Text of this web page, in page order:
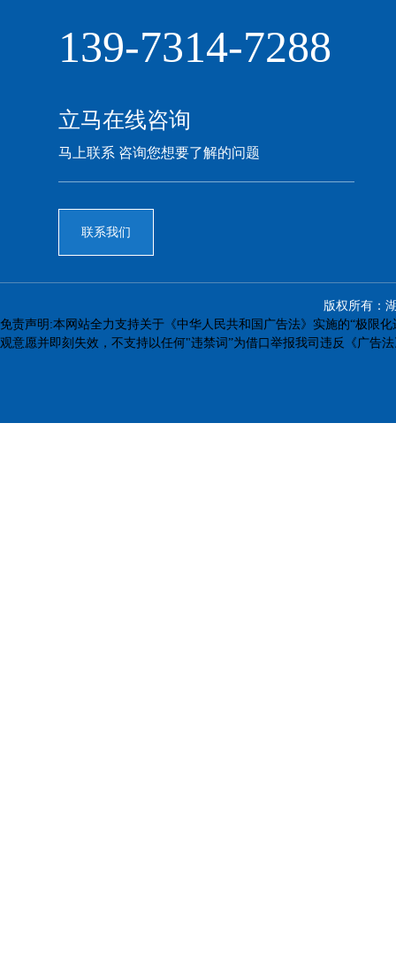
139-7314-7288
立马在线咨询
马上联系 咨询您想要了解的问题
联系我们
版权所有：
免责声明:本网站全力支持关于《中华人民共和国广告法》实施的“极限
观意愿并即刻失效，不支持以任何"违禁词”为借口举报我司违反《广告